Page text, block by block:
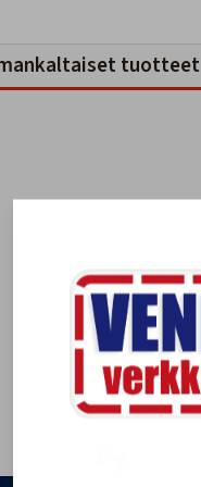
tuotteet